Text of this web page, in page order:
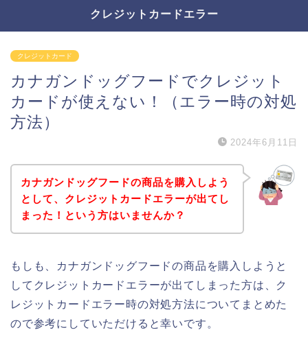
クレジットカードエラー
クレジットカード
カナガンドッグフードでクレジット
カードが使えない！（エラー時の対処
方法）
2024年6月11日
カナガンドッグフードの商品を購入しよう
として、クレジットカードエラーが出てし
まった！という方はいませんか？
もしも、カナガンドッグフードの商品を購入しようと
してクレジットカードエラーが出てしまった方は、ク
レジットカードエラー時の対処方法についてまとめた
ので参考にしていただけると幸いです。